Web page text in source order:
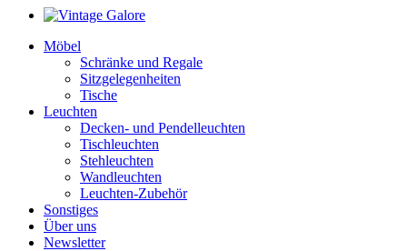
Möbel
Schränke und Regale
Sitzgelegenheiten
Tische
Leuchten
Decken- und Pendelleuchten
Tischleuchten
Stehleuchten
Wandleuchten
Leuchten-Zubehör
Sonstiges
Über uns
Newsletter